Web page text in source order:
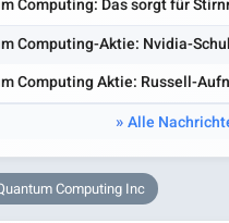
Computing: Das sorgt für
Computing-Aktie: Nvidia-
Computing Aktie: Russell-
Alle
Computing Inc